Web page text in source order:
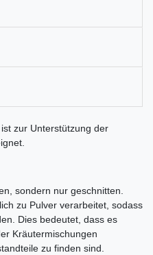
zur Unterstützung der
sondern nur geschnitten.
zu Pulver verarbeitet, sodass
Dies bedeutet, dass es
Kräutermischungen
zu finden sind.